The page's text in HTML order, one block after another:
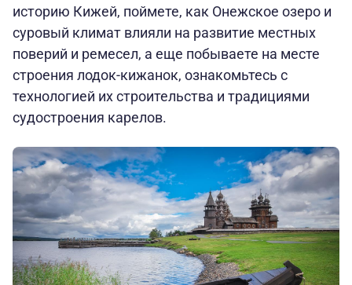
историю Кижей, поймете, как Онежское озеро и
суровый климат влияли на развитие местных
поверий и ремесел, а еще побываете на месте
строения лодок-кижанок, ознакомьтесь с
технологией их строительства и традициями
судостроения карелов.